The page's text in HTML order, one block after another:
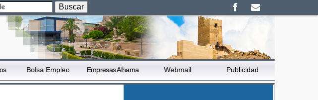
Bolsa Empleo Empresas Alhama Webmail Publicidad